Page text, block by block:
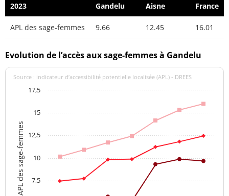
2023 Gandelu Aisne France
APL des sage-femmes 9.66 12.45 16.01
Evolution de l’accès aux sage-femmes à Gandelu
APL des sage-femmes
Source : indicateur d’accessibilité potentielle localisée (APL) - DREES
7,5
10
12,5
15
17,5